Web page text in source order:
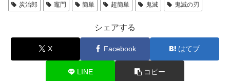
炭治郎
竈門 簡単 超簡単 鬼滅 鬼滅の刃
シェアする
X Facebook はてブ
LINE コピー